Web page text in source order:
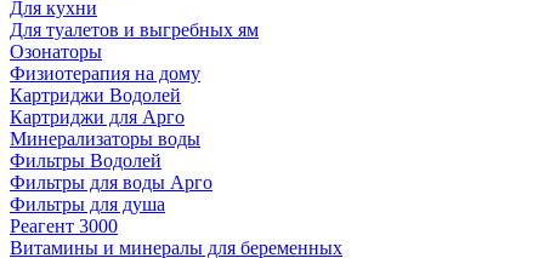
Для кухни
Для туалетов и выгребных ям
Озонаторы
Физиотерапия на дому
Картриджи Водолей
Картриджи для Арго
Минерализаторы воды
Фильтры Водолей
Фильтры для воды Арго
Фильтры для душа
Реагент 3000
Витамины и минералы для беременных